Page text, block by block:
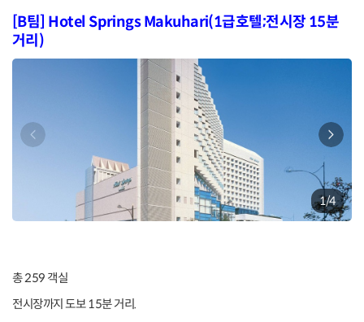
[B팀] Hotel Springs Makuhari(1급호텔;전시장 15분
거리)
1/4
총 259 객실
전시장까지 도보 15분 거리.